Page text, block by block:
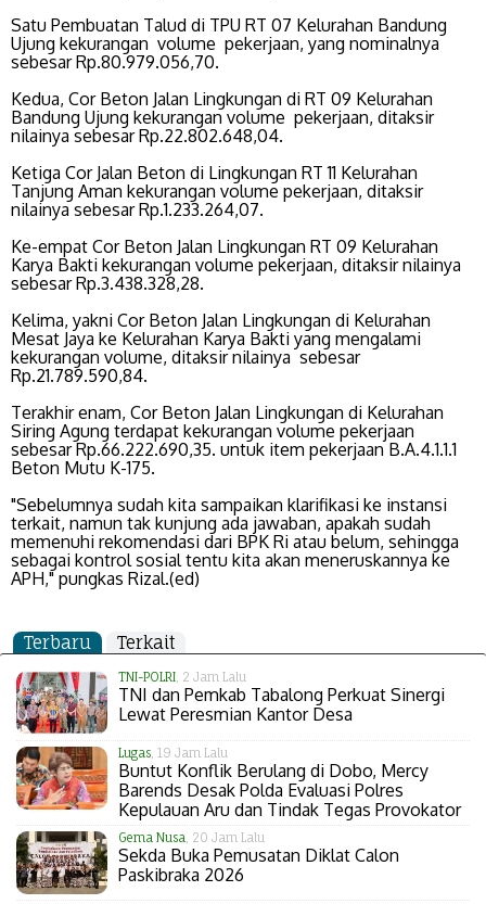
Satu Pembuatan Talud di TPU RT 07 Kelurahan Bandung
Ujung kekurangan volume pekerjaan, yang nominalnya
sebesar Rp.80.979.056,70.
Kedua, Cor Beton Jalan Lingkungan di RT 09 Kelurahan
Bandung Ujung kekurangan volume pekerjaan, ditaksir
nilainya sebesar Rp.22.802.648,04.
Ketiga Cor Jalan Beton di Lingkungan RT 11 Kelurahan
Tanjung Aman kekurangan volume pekerjaan, ditaksir
nilainya sebesar Rp.1.233.264,07.
Ke-empat Cor Beton Jalan Lingkungan RT 09 Kelurahan
Karya Bakti kekurangan volume pekerjaan, ditaksir nilainya
sebesar Rp.3.438.328,28.
Kelima, yakni Cor Beton Jalan Lingkungan di Kelurahan
Mesat Jaya ke Kelurahan Karya Bakti yang mengalami
kekurangan volume, ditaksir nilainya sebesar
Rp.21.789.590,84.
Terakhir enam, Cor Beton Jalan Lingkungan di Kelurahan
Siring Agung terdapat kekurangan volume pekerjaan
sebesar Rp.66.222.690,35. untuk item pekerjaan B.A.4.1.1.1
Beton Mutu K-175.
"Sebelumnya sudah kita sampaikan klarifikasi ke instansi
terkait, namun tak kunjung ada jawaban, apakah sudah
memenuhi rekomendasi dari BPK Ri atau belum, sehingga
sebagai kontrol sosial tentu kita akan meneruskannya ke
APH," pungkas Rizal.(ed)
Terbaru Terkait
TNI-POLRI, 2 Jam Lalu
TNI dan Pemkab Tabalong Perkuat Sinergi
Lewat Peresmian Kantor Desa
Lugas, 19 Jam Lalu
Buntut Konflik Berulang di Dobo, Mercy
Barends Desak Polda Evaluasi Polres
Kepulauan Aru dan Tindak Tegas Provokator
Gema Nusa , 20 Jam Lalu
Sekda Buka Pemusatan Diklat Calon
Paskibraka 2026